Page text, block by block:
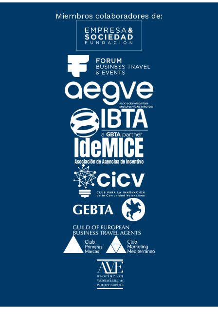
Miembros colaboradores de: